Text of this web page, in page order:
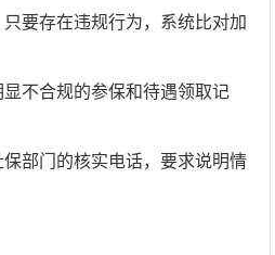
要存在违规行为，系统比对加
不合规的参保和待遇领取记
部门的核实电话，要求说明情